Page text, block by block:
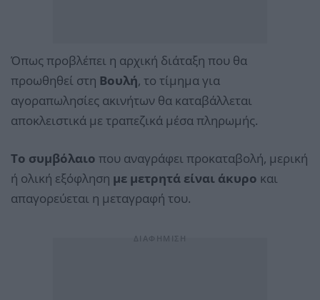
Όπως προβλέπει η αρχική διάταξη που θα
προωθηθεί στη Βουλή, το τίμημα για
αγοραπωλησίες ακινήτων θα καταβάλλεται
αποκλειστικά με τραπεζικά μέσα πληρωμής.
Το συμβόλαιο που αναγράφει προκαταβολή, μερική
ή ολική εξόφληση με μετρητά είναι άκυρο και
απαγορεύεται η μεταγραφή του.